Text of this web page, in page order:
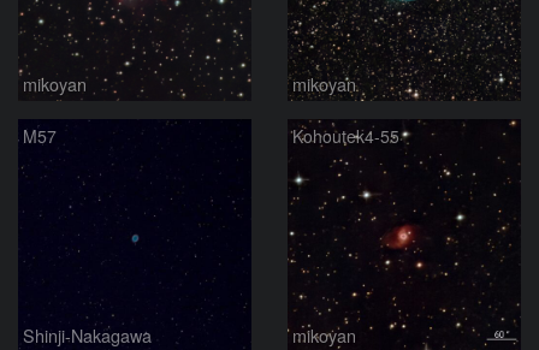
mikoyan mikoyan
M57
Shinji-Nakagawa
Kohoutek4-55
mikoyan